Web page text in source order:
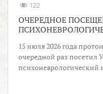
122
ОЧЕРЕДНОЕ
15 июля 2026 года
очередной раз посетил
психоневрологический